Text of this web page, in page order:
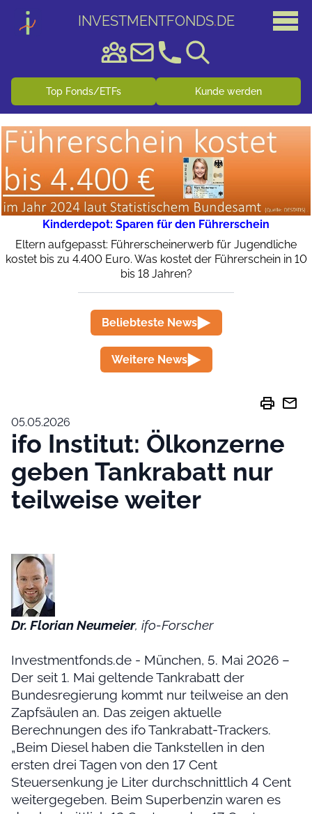
INVESTMENTFONDS.DE
Top Fonds/ETFs Kunde werden
Kinderdepot: Sparen für den Führerschein
Eltern aufgepasst: Führerscheinerwerb für Jugendliche
kostet bis zu 4.400 Euro. Was kostet der Führerschein in 10
bis 18 Jahren?
Beliebteste News
Weitere News
print mail
05.05.2026
ifo Institut: Ölkonzerne
geben Tankrabatt nur
teilweise weiter
Dr. Florian Neumeier, ifo-Forscher
Investmentfonds.de - München, 5. Mai 2026 –
Der seit 1. Mai geltende Tankrabatt der
Bundesregierung kommt nur teilweise an den
Zapfsäulen an. Das zeigen aktuelle
Berechnungen des ifo Tankrabatt-Trackers.
„Beim Diesel haben die Tankstellen in den
ersten drei Tagen von den 17 Cent
Steuersenkung je Liter durchschnittlich 4 Cent
weitergegeben. Beim Superbenzin waren es